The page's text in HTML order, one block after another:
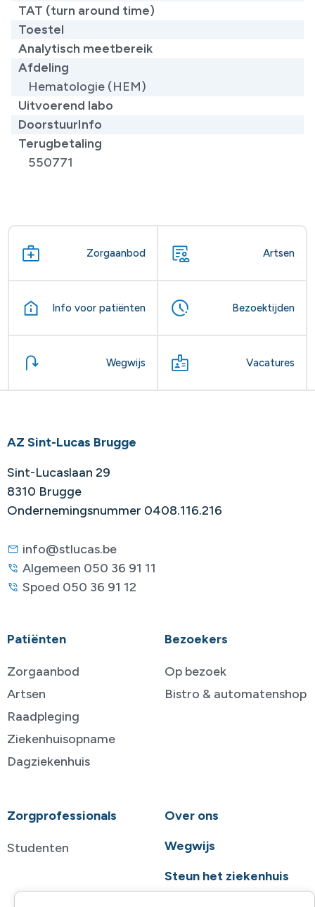
TAT (turn around time)
Toestel
Analytisch meetbereik
Afdeling
Hematologie (HEM)
Uitvoerend labo
DoorstuurInfo
Terugbetaling
550771
Zorgaanbod Artsen
Info voor patiënten Bezoektijden
Wegwijs Vacatures
AZ Sint-Lucas Brugge
Sint-Lucaslaan 29
8310 Brugge
Ondernemingsnummer 0408.116.216
info@stlucas.be
Algemeen 050 36 91 11
Spoed 050 36 91 12
Patiënten
Zorgaanbod
Artsen
Raadpleging
Ziekenhuisopname
Dagziekenhuis
Bezoekers
Op bezoek
Bistro & automatenshop
Zorgprofessionals
Studenten
Over ons
Wegwijs
Steun het ziekenhuis